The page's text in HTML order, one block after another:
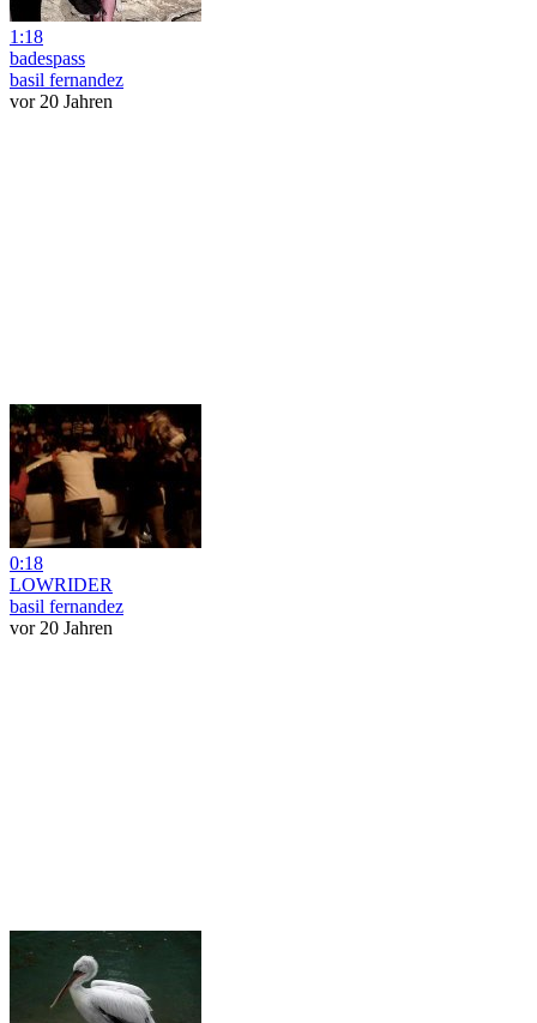
1:18
badespass
basil fernandez
vor 20 Jahren
0:18
LOWRIDER
basil fernandez
vor 20 Jahren